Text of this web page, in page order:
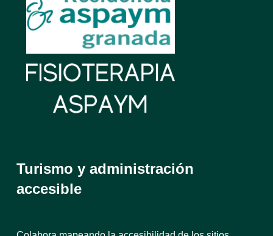
Turismo y administración
accesible